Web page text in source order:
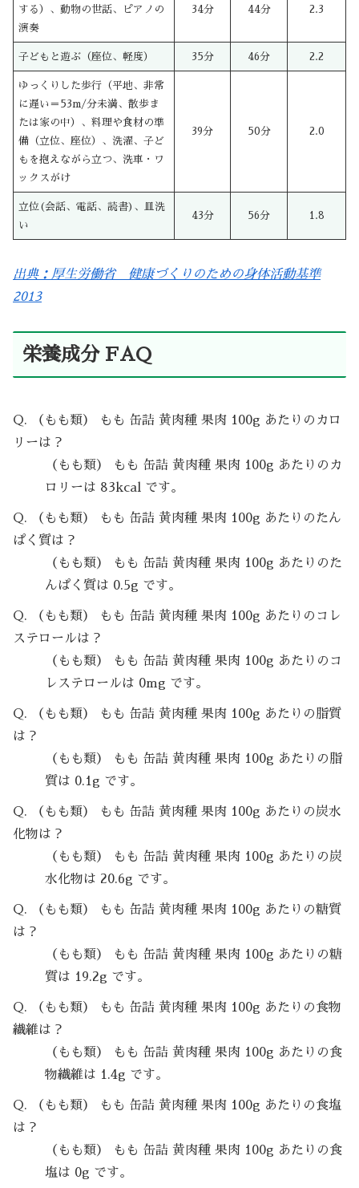
する）、動物の世話、ピアノの
演奏
34分 44分 2.3
子どもと遊ぶ（座位、軽度） 35分 46分 2.2
ゆっくりした歩行（平地、非常
に遅い＝53m/分未満、散歩ま
たは家の中）、料理や食材の準
備（立位、座位）、洗濯、子ど
もを抱えながら立つ、洗車・ワ
ックスがけ
39分 50分 2.0
立位(会話、電話、読書)、皿洗
い
43分 56分 1.8
出典：厚生労働省 健康づくりのための身体活動基準
2013
栄養成分 FAQ
Q. （もも類） もも 缶詰 黄肉種 果肉 100g あたりのカロ
リーは？
（もも類） もも 缶詰 黄肉種 果肉 100g あたりのカ
ロリーは 83kcal です。
Q. （もも類） もも 缶詰 黄肉種 果肉 100g あたりのたん
ぱく質は？
（もも類） もも 缶詰 黄肉種 果肉 100g あたりのた
んぱく質は 0.5g です。
Q. （もも類） もも 缶詰 黄肉種 果肉 100g あたりのコレ
ステロールは？
（もも類） もも 缶詰 黄肉種 果肉 100g あたりのコ
レステロールは 0mg です。
Q. （もも類） もも 缶詰 黄肉種 果肉 100g あたりの脂質
は？
（もも類） もも 缶詰 黄肉種 果肉 100g あたりの脂
質は 0.1g です。
Q. （もも類） もも 缶詰 黄肉種 果肉 100g あたりの炭水
化物は？
（もも類） もも 缶詰 黄肉種 果肉 100g あたりの炭
水化物は 20.6g です。
Q. （もも類） もも 缶詰 黄肉種 果肉 100g あたりの糖質
は？
（もも類） もも 缶詰 黄肉種 果肉 100g あたりの糖
質は 19.2g です。
Q. （もも類） もも 缶詰 黄肉種 果肉 100g あたりの食物
繊維は？
（もも類） もも 缶詰 黄肉種 果肉 100g あたりの食
物繊維は 1.4g です。
Q. （もも類） もも 缶詰 黄肉種 果肉 100g あたりの食塩
は？
（もも類） もも 缶詰 黄肉種 果肉 100g あたりの食
塩は 0g です。